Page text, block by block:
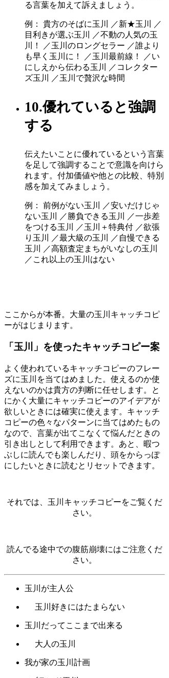
る言葉を加えて訴えましょう。
例： 貴方のそばに玉川 ／新★玉川 ／
目利きが選ぶ玉川 ／不動の人気の玉
川！ ／玉川のロングセラー ／誰より
も早く玉川に！ ／玉川最前線！ ／い
にしえから伝わる玉川 ／コレクター
ズ玉川 ／玉川で贅沢な時間
10.優れていると強調
する
伝えたいことに優れているという言葉
を足して強調することで意識を向けら
れます。付加価値や他との比較、特別
感を加えてみましょう。
例： 前例がない玉川 ／安いだけじゃ
ない玉川 ／勝負できる玉川 ／一歩差
をつける玉川 ／玉川＋特典付 ／欲張
り玉川 ／最大級の玉川 ／自慢できる
玉川 ／高額査定まちがいなしの玉川
／これ以上の玉川はない
ここからが本番。大量の玉川キャッチコピ
ーがはじまります。
「玉川」を使ったキャッチコピー案
よく使われているキャッチコピーのフレー
ズに玉川を当てはめました。使えるのか使
えないのかは貴方の判断に任せします。と
にかく大量にキャッチコピーのアイデアが
欲しいときには確実に使えます。キャッチ
コピーの色々なパターンに当てはめたもの
なので、言葉が出てこなくて悩んだときの
引き出しとして利用できます。あと、暇つ
ぶしに読んでも楽しんだり、頭をからっぽ
にしたいときに読むとリセットできます。
それでは、玉川キャッチコピーをご覧くだ
さい。
読んでる途中での腹筋崩壊にはご注意くだ
さい。
玉川が主人公
玉川好きにはたまらない
玉川だってここまで出来る
大人の玉川
我が家の玉川計画